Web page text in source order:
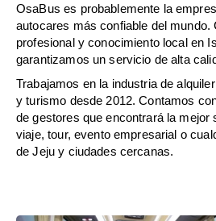
OsaBus es probablemente la
autocares más confiable del mundo.
profesional y conocimiento local en
garantizamos un servicio de alta
Trabajamos en la industria de alquiler
y turismo desde 2012. Contamos
de gestores que encontrará la mejor
viaje, tour, evento empresarial o
de Jeju y ciudades cercanas.